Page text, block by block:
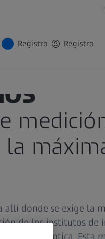
Registro Registro
la
allí donde se exige la
de los institutos de
industria óptica. Esta